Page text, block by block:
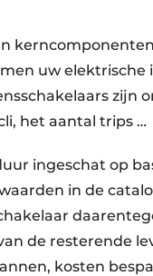
uw
zijn
het aantal trips …
ingeschat op
in de
de resterende
kosten